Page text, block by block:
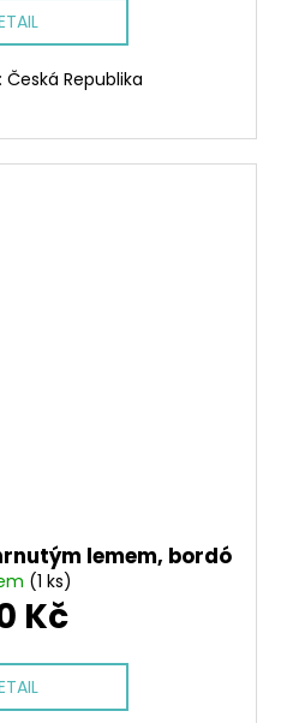
Republika
lemem, bordó
(1 ks)
Kč